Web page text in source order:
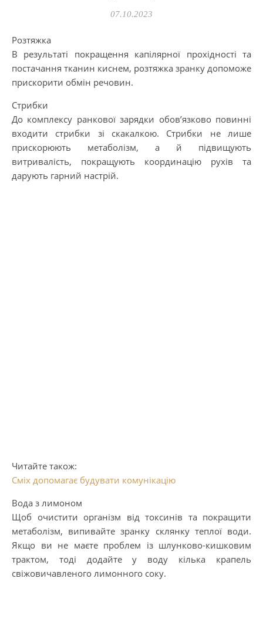
07.10.2023
Розтяжка
В результаті покращення капілярної прохідності та
постачання тканин киснем, розтяжка зранку допоможе
прискорити обмін речовин.
Стрибки
До комплексу ранкової зарядки обов’язково повинні
входити стрибки зі скакалкою. Стрибки не лише
прискорюють метаболізм, а й підвищують
витривалість, покращують координацію рухів та
дарують гарний настрій.
Читайте також:
Сміх допомагає будувати комунікацію
Вода з лимоном
Щоб очистити організм від токсинів та покращити
метаболізм, випивайте зранку склянку теплої води.
Якщо ви не маєте проблем із шлунково-кишковим
трактом, тоді додайте у воду кілька крапель
свіжовичавленого лимонного соку.